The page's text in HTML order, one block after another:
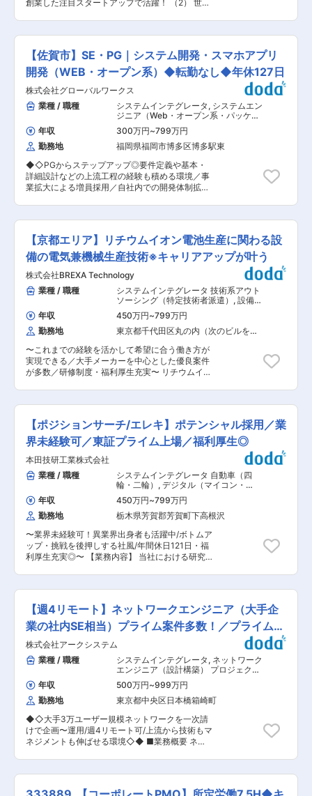
件定義、基本設計／詳細設計、実装・テスト、デ
ータ移行、運用・保守（エンハンス含む） 《担っ
理／品質管理／課題管理） ・配下メンバーの育
成・マネジメント ・顧客とのコミュニケーショ
ン、改善提案 ■ キャリアプラン まずはSAPエン
ジニア、あるいはPL/PMとしてプロジェクトに参
画。 その後、PM・組織マネージャー／専門領域
のスペシャリストへキャリアアップ可能。
NSSOLグループの豊富な研修やナレッジシェア
により、継続的な成長を支援します。 ■ 配属想
定事業部 所属予定の事業部は約85名で構成。 20
代〜ベテランまで幅広いエンジニアが活躍してお
り、困ったときは互いに支え合う文化が根付い
た、風通しの良い組織です。コミュニケーション
も活発で、安心してスキルを伸ばせる環境です。
性88％ ・妊娠〜出産〜育児の各フェーズに応じ
た柔軟な働き方が可能 ・厚生労働大臣認定の「プ
み）
創業した注目スタートアップで活躍！ （2） 世界
ン！ （3）年休120日、土日祝休、転勤無でワー
クライフバランス◎、リモート可＊必要に応じて
随時出社あり ■業務内容： ・新規顧客のリサー
チ、アプローチ（電話・メール・訪問など） ・既
存顧客のフォローアップ、課題ヒアリング、提案
活動 ・商談設定や契約締結までのプロセス管理
・営業戦略の立案・実行やKPI達成のための行
動 等 ■業務の特徴・魅力： ・世界的にも珍し
い技術「リザバーコンピューティング」によるAI
ソリューション開発に間接的に関わることができ
ます。営業として、革新的なプロジェクトを支え
るやりがいがあります。 ・スタートアップならで
はのスピード感のある職場で、営業活動、業務効
率化や仕組みづくりにも積極的に関与できます。
・希望と適性に応じて、コンサルタントへのステ
ップアップも可能。AI分野に関心がある方には、
ながら業務に取り組んでいます！ ※リモート可で
すが必要に応じて随時出社をお願いしておりま
す。 ■当社について： ◇次世代型AI技術「リザ
バーコンピューティング」を実用レベルで運用す
る世界的にも稀有なスタートアップです。2018年
の設立以来、AIの新たなパラダイムを切り拓き、
少量データでのエッジ学習が可能なAIソリューシ
ョン「Qoreシリーズ」の開発・提供を行っていま
す。 ◇現在、私たちはさまざまな国のプロジェク
トや研究機関の技術アドバイザーとして活動し、
今後の社会実装に向けた大型国家プロジェクトを
主導するフェーズに入っています。このプロジェ
クトはリザバーコンピューティング技術の社会実
争力強化に直結する取り組みです。 変更の範囲：
会社の定める業務
【佐賀市】SE・PG｜システム開発・スマホアプリ
開発（WEB・オープン系）◆転勤なし◆年休127日
株式会社グローバルワークス
業種 / 職種
システムインテグレータ , システムエン
ジニア（Web・オープン系・パッケー
ジ開発） Webサービス系エンジニア
（フロントエンド・サーバーサイド・
フルスタック）
年収 300万円~799万円
勤務地
福岡県福岡市博多区博多駅東
◆◇PGからステップアップ◎要件定義や基本・
詳細設計などの上流工程の経験も積める環境／事
業拡大による増員採用／自社内での開発体制拡大
意思が無い限り転勤はありません。 ★ チーム体
制：2名以上のチーム体制でプロジェクトに参
画。 ★ 開発や上流工程の仕事：エンジニアとし
てのスキルを伸ばせます！ ★ 駅から徒歩約５
分：駅近でアクセス便利な立地！ ★ 新しいオフ
ィス：しきたりや風習などもなく、周りも新メン
バー！ ■業務内容：【変更の範囲：当社業務全
般】 当社のシステムエンジニア（SE）・プログ
ラマ（PG）として、業務システムやWEBシステ
ム、アプリケーション開発におけるの設計・開発
業務に携わって頂きます。 ■業務の特徴： ◎２名
以上のチーム体制（チームのメンバー数：2名〜
15名） ◎半年〜1年以上の長期案件が主力 ◎大手
取引先との案件多数（安定した基盤） ◎事業拡大
にともない、ポスト増加中 （プロジェクト例）
電力・ガス・金融・メーカー・官公庁・自治体・
ング、保守・運用まで。 ■働く環境について：
案件ごとに稼働時間をモニタリングし、超過する
受託先などには上長が改善提案を行います。その
他、人員を増やしたり、より適性のある案件へ配
置換えを行うなどの工夫をし、残業時間が増えな
いよう調整を行っております。 ■開発環境： 【
言語 】Java、PHP、C#、C、
JavaScript、.NET、Dart など 【 OS 】
Windows、Linux、Android、iOS など 【 DB 】
ORACLE、SQL Server、MySQL、PostgreSQL
など 【 クラウド 】AWS、Azure、GCE など 【
フレームワーク 】 Spring Framework、Flutter、
Symfony、Laravel など 【 プラットフォーム 】
【京都エリア】リチウムイオン電池生産に関わる設
備の電気兼機械生産技術※キャリアアップが叶う
株式会社BREXA Technology
業種 / 職種
システムインテグレータ 技術系アウト
ソーシング（特定技術者派遣） , 設備立
ち上げ・設計（電気・制御設計） 設備
立ち上げ・設計（機械設計）
年収 450万円~799万円
勤務地
東京都千代田区丸の内（次のビルを除
〜これまでの経験を活かして希望に合う働き方が
実現できる／大手メーカーを中心とした優良案件
が多数／研修制度・福利厚生充実〜 リチウムイオ
する部分を当社内にて検討したしますので得意と
する部分ややりたい部分など面接でお聞かせくだ
さい。 【変更の範囲：会社が定める範囲】 ■業
務詳細： 新規設備の導入、既存設備の維持管理、
改善業務をメインで担当いただきます。 構想検討
／構想図作成／仕様書作成／見積取得／見積価格
の妥当性検証／発注先選定／詳細仕様打合せ／メ
ーカー試運転立合い／据付工事管理／設備立上げ
／運転指導／機能・性能検証等業務など ※業務は
多岐に渡りますので豊富な経験を積むことができ
ます。 ※設備保全を担当されていた方も活躍して
いる環境です。 ■魅力： 大手メーカーとタッグ
を組む当社では、需要の高い分野（電気／機械／
組込み）の最先端PJに参加できる機会がありま
す。 『理系出身を出たけど、知識を活かせな
い…』、『スキルを付けて、活躍の場を広げた
理業務の道には進まず、第一線でのエンジニアと
して活躍できる環境があり、65歳まで給与を下げ
ず働き続けることが可能です。 ■当社の魅力：
◎『10年後、顧客・市場から選ばれるエンジニ
ア』を必ず実現できる研修・教育制度が豊富◎ 国
内・海外含め30社以上のグループ、あらゆる業界
1,000件以上の顧客群を持ち、業界トップクラス
の案件保有数を誇ります。子会社に技術者専門の
教育機関であったKENスクールを買収し、オリジ
ナル教育の整備や、全国80校以上で展開するe-
larning専門のWinスクールとの提携（24H受講可
能）も実施。キャリアカウンセラーが自社社員と
して常駐し、5年後・10年後を見越した将来的な
投資には最優先として考えており、世界で「通用
する人材」ではなく「活躍する人材」を育成して
【ポジションサーチ/エレキ】ポテンシャル採用／業
界未経験可／東証プライム上場／福利厚生◎
本田技研工業株式会社
業種 / 職種
システムインテグレータ 自動車（四
輪・二輪） , デジタル（マイコン・
CPU・DSP） 製品企画・プロジェクト
マネージャー（電気）
年収 450万円~799万円
勤務地
栃木県芳賀郡芳賀町下高根沢
〜業界未経験可！異業界出身者も活躍中/ボトムア
ップ・挑戦を後押しする社風/年間休日121日・福
利厚生充実◎〜 【業務内容】 当社における研究開
ポジションの詳細関しては書類選考通過後にお伝
えいたしますので是非ご応募ください。 【変更の
範囲：会社の定める業務】 ■働きやすい環境：
平均有給取得18.5日と休暇も取得しやすい環境で
す。また、全社で育児支援制度や介護支援制度に
よるリモートワークや休暇取得の実績も拡大して
います。 ■入社後の教育体制： メンター制度を
敷いており、ご本人様・教育担当、チーフエンジ
ニア（CE）の3人で定期的に、レビュー会（キャ
ッチアップ進捗度や課題・強みの可視化、ご本人
からの相談事項等）を行っております。 教育担当
者の評価項目に”入社者への教育貢献度”を入れる
等、仕組みとして教育に注力する体制を整えてお
ります。 ■職場環境・風土： 「買う喜び、売る
喜び、創る喜びを世界に広げる」を基本理念に、
Hondaでは数々の製品を創業から生み出し続けて
が根付いており、学歴や年齢に関係なく誰もがフ
【週4リモート】ネットワークエンジニア（大手企
業の社内SE相当）プライム案件多数！／プライム上
場G
株式会社アークシステム
業種 / 職種
システムインテグレータ , ネットワーク
エンジニア（設計構築） プロジェクト
マネージャー（インフラ）
年収 500万円~999万円
勤務地
東京都中央区日本橋箱崎町
◆◇大手3万ユーザー規模ネットワークを一次請
けで企画〜運用/週4リモート可/上流から技術もマ
ネジメントも伸ばせる環境◇◆ ■業務概要 ネッ
ス企業、大手食品メーカー、大手SIerのネットワ
ーク環境を支える、スケールの大きいプロジェク